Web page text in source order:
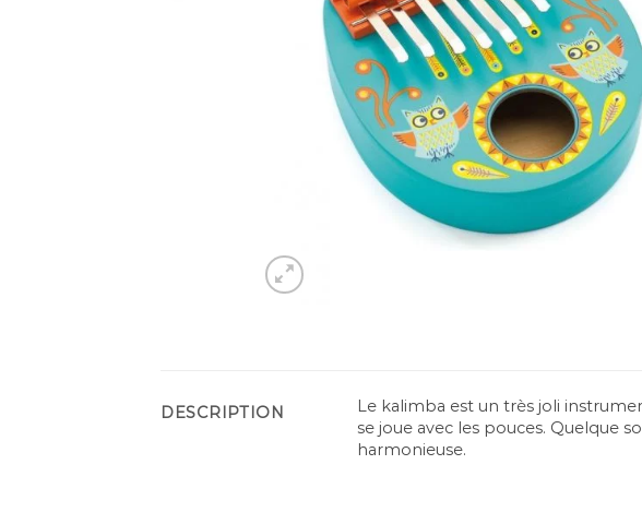
DESCRIPTION
Le kalimba est un très joli
se joue avec les pouces. Quelque
harmonieuse.